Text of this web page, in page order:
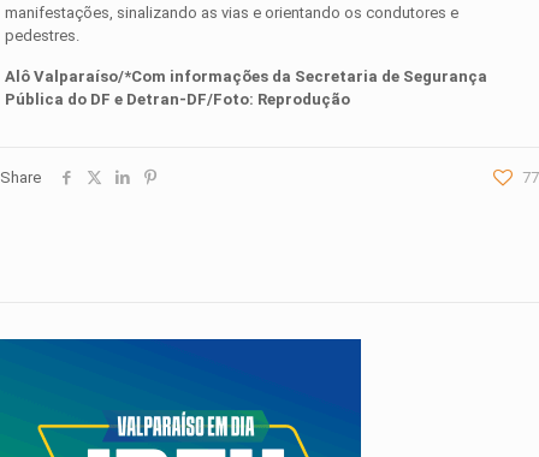
manifestações, sinalizando as vias e orientando os condutores e
pedestres.
Alô Valparaíso/*Com informações da Secretaria de Segurança
Pública do DF e Detran-DF/Foto: Reprodução
Share 77